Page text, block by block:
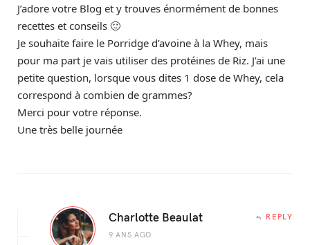
J’adore votre Blog et y trouves énormément de bonnes
recettes et conseils 🙂
Je souhaite faire le Porridge d’avoine à la Whey, mais
pour ma part je vais utiliser des protéines de Riz. J’ai une
petite question, lorsque vous dites 1 dose de Whey, cela
correspond à combien de grammes?
Merci pour votre réponse.
Une très belle journée
Charlotte Beaulat
9 ANS AGO
REPLY